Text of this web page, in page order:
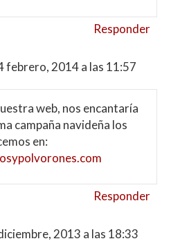
Responder
febrero, 2014 a las 11:57
web, nos encantaría
campaña navideña los
en:
Responder
2013 a las 18:33